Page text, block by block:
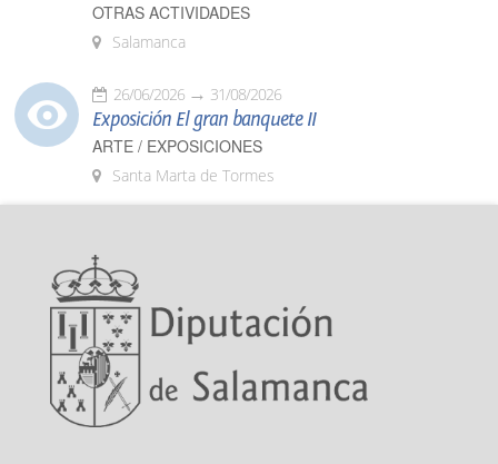
OTRAS ACTIVIDADES
Salamanca
26/06/2026 31/08/2026
Exposición El gran banquete II
ARTE / EXPOSICIONES
Santa Marta de Tormes